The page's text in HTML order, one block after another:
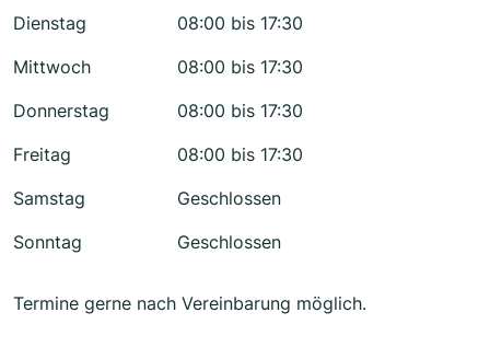
Dienstag
08:00 bis 17:30
Mittwoch
08:00 bis 17:30
Donnerstag
08:00 bis 17:30
Freitag
08:00 bis 17:30
Samstag
Geschlossen
Sonntag
Geschlossen
Termine gerne nach Vereinbarung möglich.